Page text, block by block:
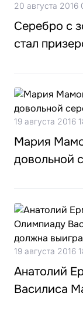
20 августа 2016
Серебро с
стал
19 августа 2016
Мария
довольной
19 августа 2016
Анатолий
Василиса